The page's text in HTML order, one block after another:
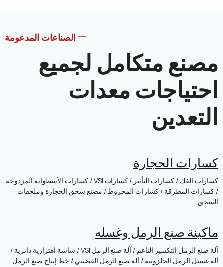
الصناعات المدعومة
متكامل لجميع
معدات
الحجارة
كسارات الفك / كسارات التأثير / كسارات VSI / كسارات الأسطوانة المزدوجة
المطرقة / كسارات المخروط / مصنع سحق الحجارة وملحقات
صنع الرمل وغسله
آلة صنع الرمل التكسير الناعم / آلة صنع الرمل VSI / شاشة اهتزازية دائرية /
الحلزونية / آلة صنع الرمل القضيبي / خط إنتاج صنع الرمل...